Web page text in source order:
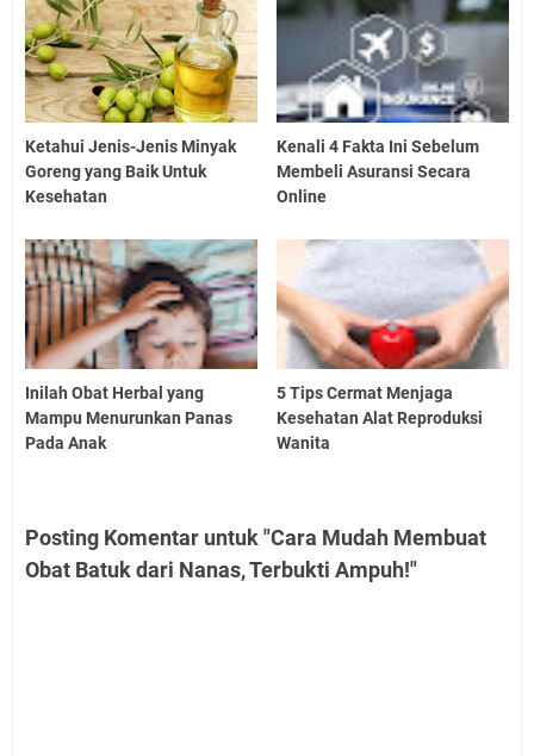
Ketahui Jenis-Jenis Minyak
Goreng yang Baik Untuk
Kesehatan
Kenali 4 Fakta Ini Sebelum
Membeli Asuransi Secara
Online
Inilah Obat Herbal yang
Mampu Menurunkan Panas
Pada Anak
5 Tips Cermat Menjaga
Kesehatan Alat Reproduksi
Wanita
Posting Komentar untuk "Cara Mudah Membuat
Obat Batuk dari Nanas, Terbukti Ampuh!"